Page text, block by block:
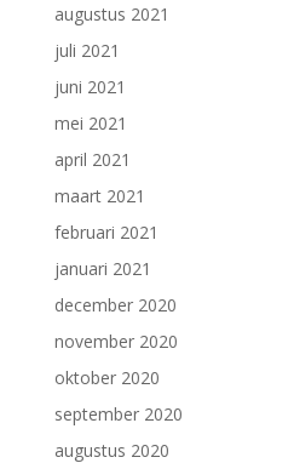
augustus 2021
juli 2021
juni 2021
mei 2021
april 2021
maart 2021
februari 2021
januari 2021
december 2020
november 2020
oktober 2020
september 2020
augustus 2020